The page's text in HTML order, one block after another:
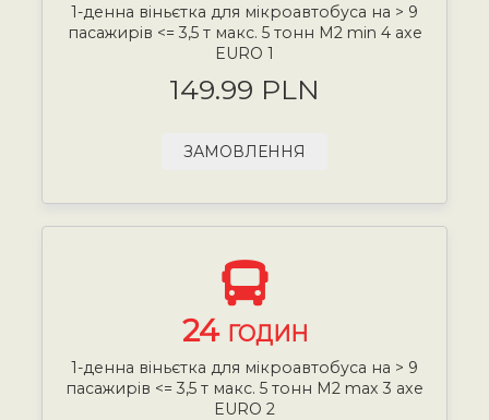
1-денна віньєтка для мікроавтобуса на > 9
пасажирів <= 3,5 т макс. 5 тонн М2 min 4 axe
EURO 1
149.99 PLN
ЗАМОВЛЕННЯ
24 ГОДИН
1-денна віньєтка для мікроавтобуса на > 9
пасажирів <= 3,5 т макс. 5 тонн М2 max 3 axe
EURO 2